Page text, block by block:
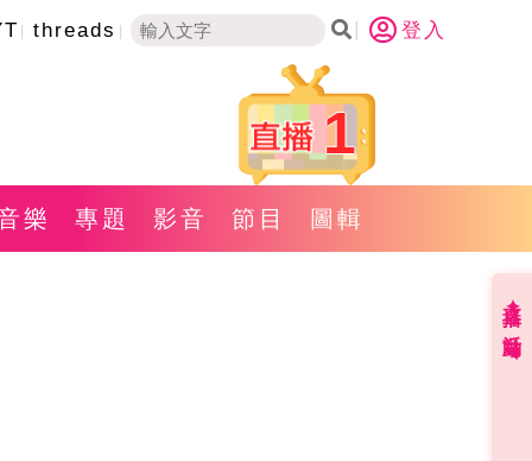
threads 登入
1
樂 專題 影音 節目 圖輯
直播✦活動